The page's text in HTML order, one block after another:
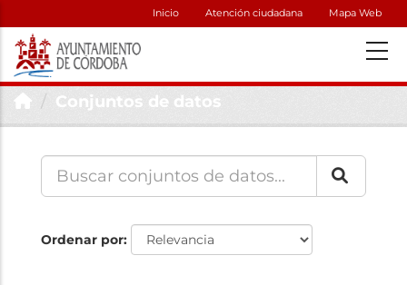
Inicio Atención ciudadana Mapa Web
Conjuntos de datos
Ordenar por